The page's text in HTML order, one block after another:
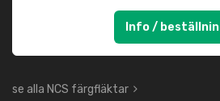
Info /
se alla NCS färgfläktar